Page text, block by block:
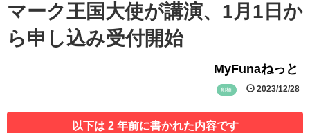
マーク王国大使が講演、1月1日か
ら申し込み受付開始
MyFunaねっと
船橋 2023/12/28
以下は 2 年前に書かれた内容です